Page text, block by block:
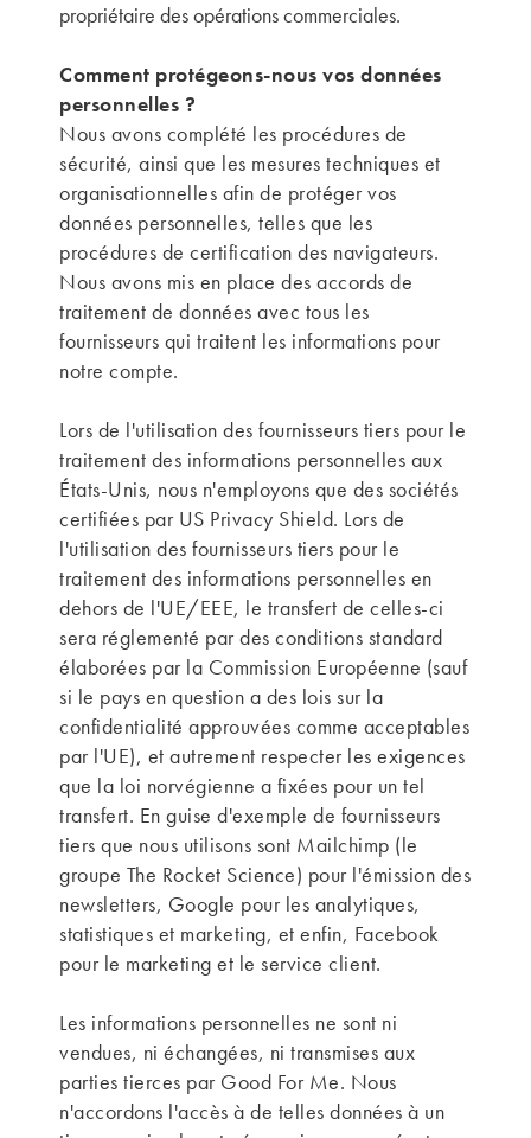
propriétaire des opérations commerciales.
Comment protégeons-nous vos données
personnelles ?
Nous avons complété les procédures de
sécurité, ainsi que les mesures techniques et
organisationnelles afin de protéger vos
données personnelles, telles que les
procédures de certification des navigateurs.
Nous avons mis en place des accords de
traitement de données avec tous les
fournisseurs qui traitent les informations pour
notre compte.
Lors de l'utilisation des fournisseurs tiers pour le
traitement des informations personnelles aux
États-Unis, nous n'employons que des sociétés
certifiées par US Privacy Shield. Lors de
l'utilisation des fournisseurs tiers pour le
traitement des informations personnelles en
dehors de l'UE/EEE, le transfert de celles-ci
sera réglementé par des conditions standard
élaborées par la Commission Européenne (sauf
si le pays en question a des lois sur la
confidentialité approuvées comme acceptables
par l'UE), et autrement respecter les exigences
que la loi norvégienne a fixées pour un tel
transfert. En guise d'exemple de fournisseurs
tiers que nous utilisons sont Mailchimp (le
groupe The Rocket Science) pour l'émission des
newsletters, Google pour les analytiques,
statistiques et marketing, et enfin, Facebook
pour le marketing et le service client.
Les informations personnelles ne sont ni
vendues, ni échangées, ni transmises aux
parties tierces par Good For Me. Nous
n'accordons l'accès à de telles données à un